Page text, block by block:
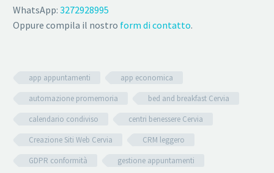
WhatsApp: 3272928995
Oppure compila il nostro form di contatto.
app appuntamenti
app economica
automazione promemoria
bed and breakfast Cervia
calendario condiviso
centri benessere Cervia
Creazione Siti Web Cervia
CRM leggero
GDPR conformità
gestione appuntamenti